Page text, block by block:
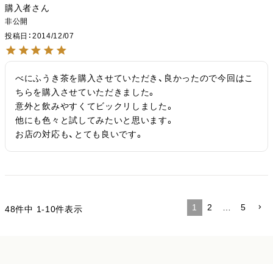
購入者
非公開
投稿日
2014/12/07
べにふうき茶を購入させていただき、良かったので今回はこ
ちらを購入させていただきました。
意外と飲みやすくてビックリしました。
他にも色々と試してみたいと思います。
お店の対応も、とても良いです。
48件中 1-10件表示 1 2 5